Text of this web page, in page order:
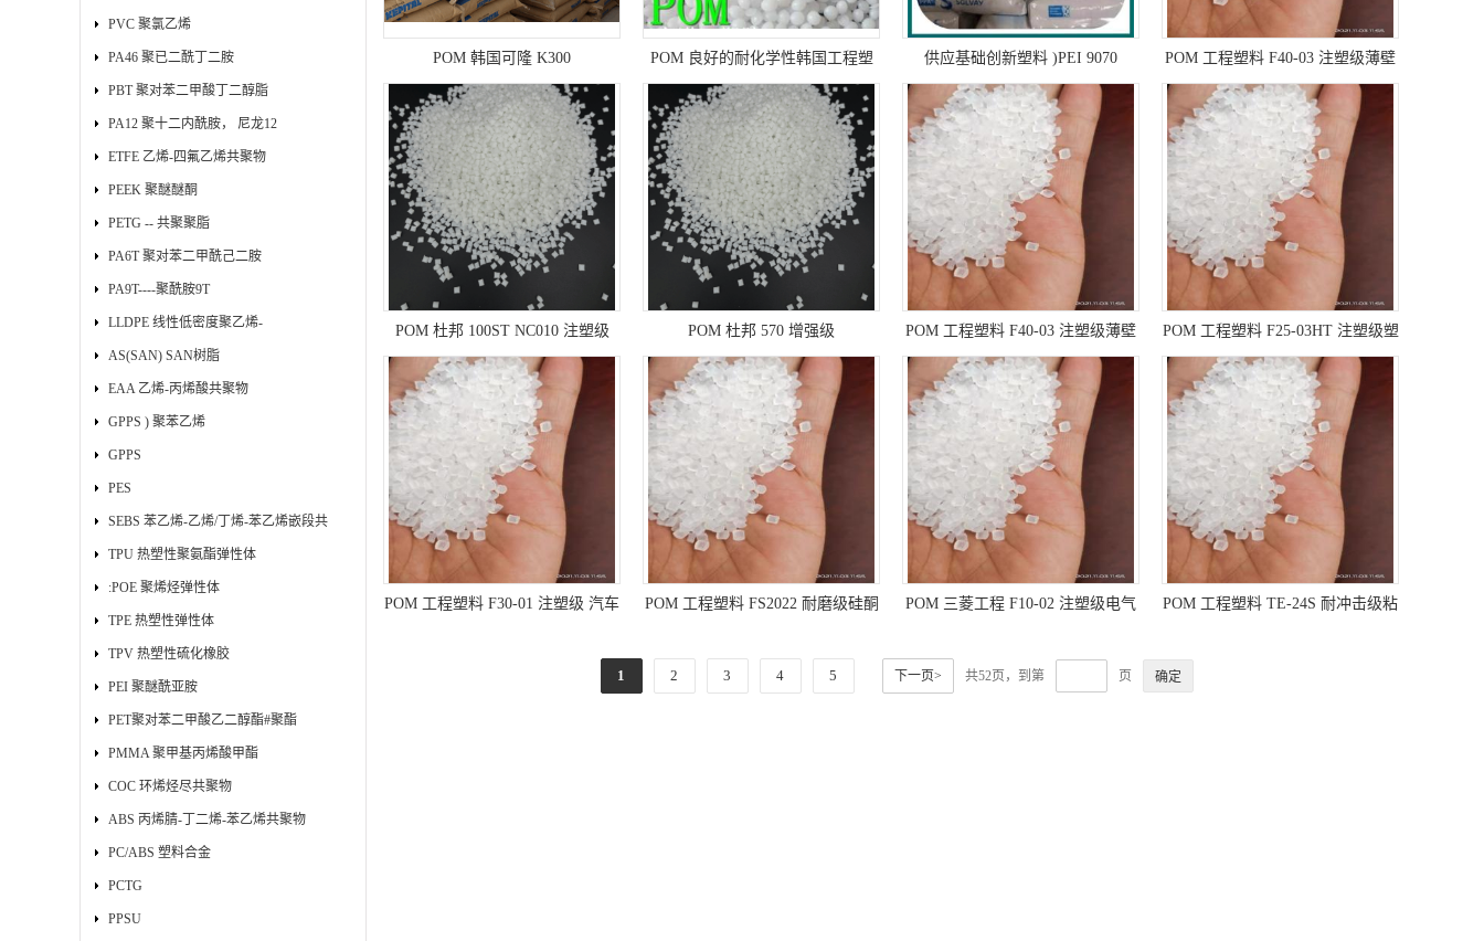
PVC 聚氯乙烯
PA46 聚已二酰丁二胺
PBT 聚对苯二甲酸丁二醇脂
PA12 聚十二内酰胺， 尼龙12
ETFE 乙烯-四氟乙烯共聚物
PEEK 聚醚醚酮
PETG -- 共聚聚脂
PA6T 聚对苯二甲酰己二胺
PA9T----聚酰胺9T
LLDPE 线性低密度聚乙烯-
AS(SAN) SAN树脂
EAA 乙烯-丙烯酸共聚物
GPPS ) 聚苯乙烯
GPPS
PES
SEBS 苯乙烯-乙烯/丁烯-苯乙烯嵌段共
聚物
TPU 热塑性聚氨酯弹性体
:POE 聚烯烃弹性体
TPE 热塑性弹性体
TPV 热塑性硫化橡胶
PEI 聚醚酰亚胺
PET聚对苯二甲酸乙二醇酯#聚酯
PMMA 聚甲基丙烯酸甲酯
COC 环烯烃尽共聚物
ABS 丙烯腈-丁二烯-苯乙烯共聚物
PC/ABS 塑料合金
PCTG
PPSU
POM 韩国可隆 K300
POM 良好的耐化学性韩国工程塑
料 F25-03 塑料原料
供应基础创新塑料 )PEI 9070
GY9050 工程塑料原料
POM 工程塑料 F40-03 注塑级薄壁
部件 电气元件
POM 杜邦 100ST NC010 注塑级 POM 杜邦 570 增强级
POM 工程塑料 F40-03 注塑级薄壁
部件 电气元件 电子数据处理 工业
部件 机器/机械部件 汽车领域的应
用的拷贝
POM 工程塑料 F25-03HT 注塑级塑
料原料
POM 工程塑料 F30-01 注塑级 汽车
POM 工程塑料 FS2022 耐磨级硅酮
良好 润滑
POM 三菱工程 F10-02 注塑级电气
配件（部件） 机器/机械部件 汽车
领域的应
POM 工程塑料 TE-24S 耐冲击级粘
1 2 3 4 5 下一页> 共52页，到第 页